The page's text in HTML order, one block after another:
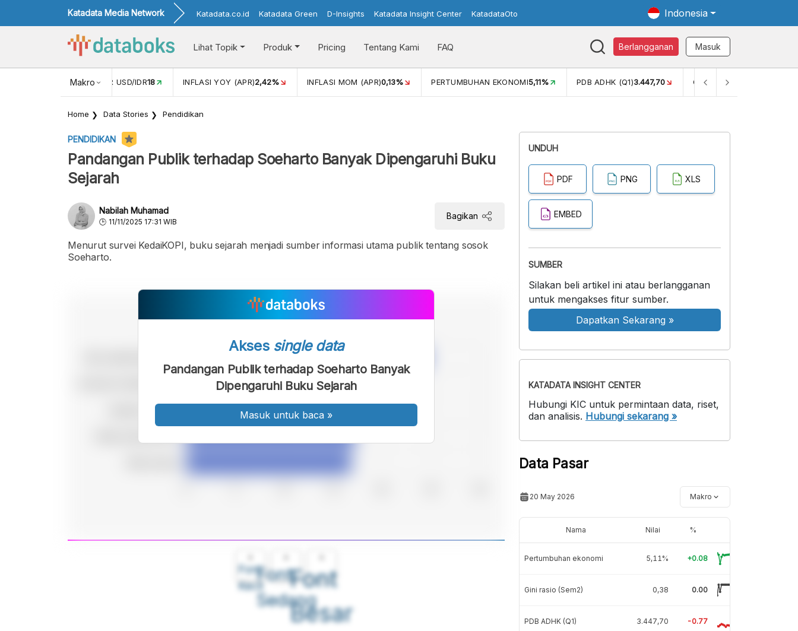
Katadata Media Network Katadata.co.id Katadata Green D-Insights Katadata Insight Center KatadataOto Indonesia
Lihat Topik Produk Pricing Tentang Kami FAQ Berlangganan Masuk
Makro
NILAI TUKAR USD/IDR18 INFLASI YOY (APR)2,42% INFLASI MOM (APR)0,13% PERTUMBUHAN EKONOMI5,11% PDB ADHK (Q1)3.447,70 GINI RASIO (SEM2)
Home Data Stories Pendidikan
PENDIDIKAN
Pandangan Publik terhadap Soeharto Banyak Dipengaruhi Buku
Sejarah
Nabilah Muhamad
11/11/2025 17:31 WIB
Bagikan
Menurut survei KedaiKOPI, buku sejarah menjadi sumber informasi utama publik tentang sosok
Soeharto.
Font
Kecil
Font
Sedang
Font
Besar
Akses single data
Pandangan Publik terhadap Soeharto Banyak
Dipengaruhi Buku Sejarah
Masuk untuk baca »
UNDUH
PDF PNG XLS
EMBED
SUMBER
Silakan beli artikel ini atau berlangganan
untuk mengakses fitur sumber.
Dapatkan Sekarang »
KATADATA INSIGHT CENTER
Hubungi KIC untuk permintaan data, riset,
dan analisis. Hubungi sekarang »
Data Pasar
20 May 2026 Makro
Nama Nilai %
Pertumbuhan ekonomi 5,11% +0.08
Gini rasio (Sem2) 0,38 0.00
PDB ADHK (Q1) 3.447,70 -0.77